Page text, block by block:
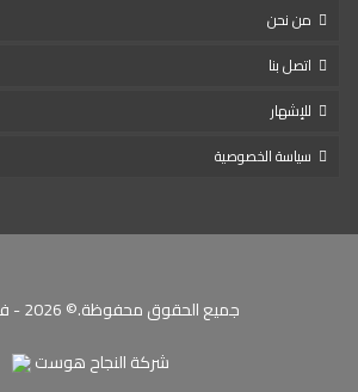
من نحن
اتصل بنا
للإشهار
سياسة الخصوصية
جميع الحقوق محفوظة.© 2026 - فن سبور .
شركةالنجاح هوست